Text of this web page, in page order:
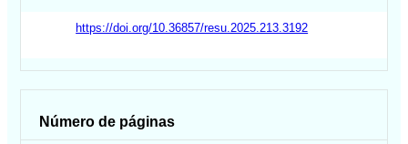
https://doi.org/10.36857/resu.2025.213.3192
Número de páginas